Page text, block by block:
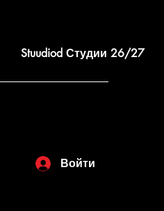
Stuudiod Студии 26/27
Войти